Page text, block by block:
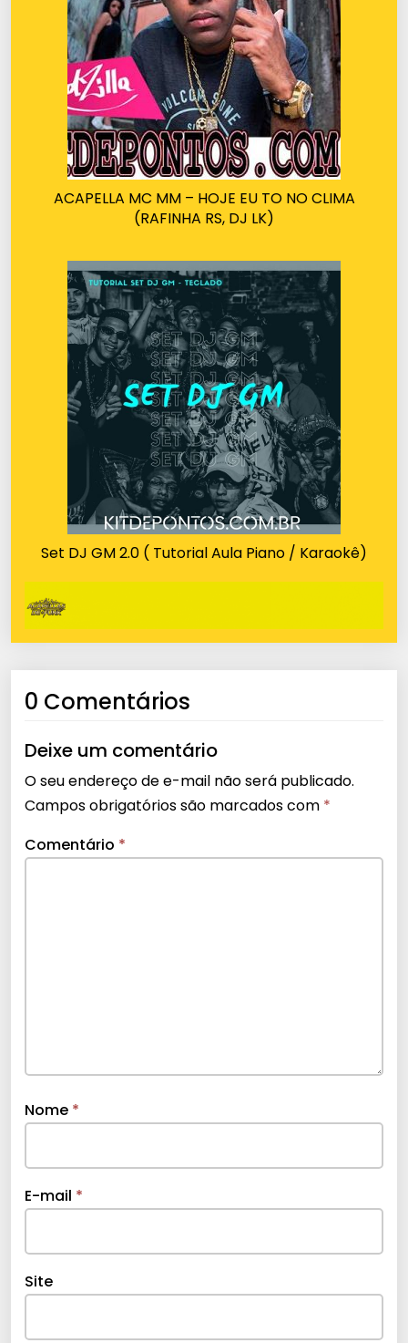
ACAPELLA MC MM – HOJE EU TO NO CLIMA
(RAFINHA RS, DJ LK)
Set DJ GM 2.0 ( Tutorial Aula Piano / Karaokê)
0 Comentários
Deixe um comentário
O seu endereço de e-mail não será publicado.
Campos obrigatórios são marcados com *
Comentário *
Nome *
E-mail *
Site